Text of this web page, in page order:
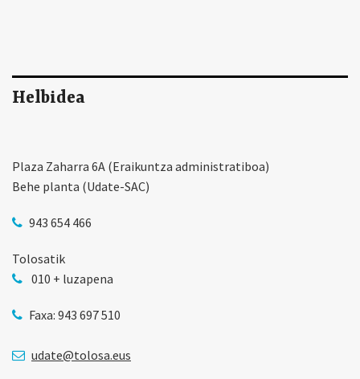
Helbidea
Plaza Zaharra 6A (Eraikuntza administratiboa)
Behe planta (Udate-SAC)
943 654 466
Tolosatik
010 + luzapena
Faxa: 943 697 510
udate@tolosa.eus